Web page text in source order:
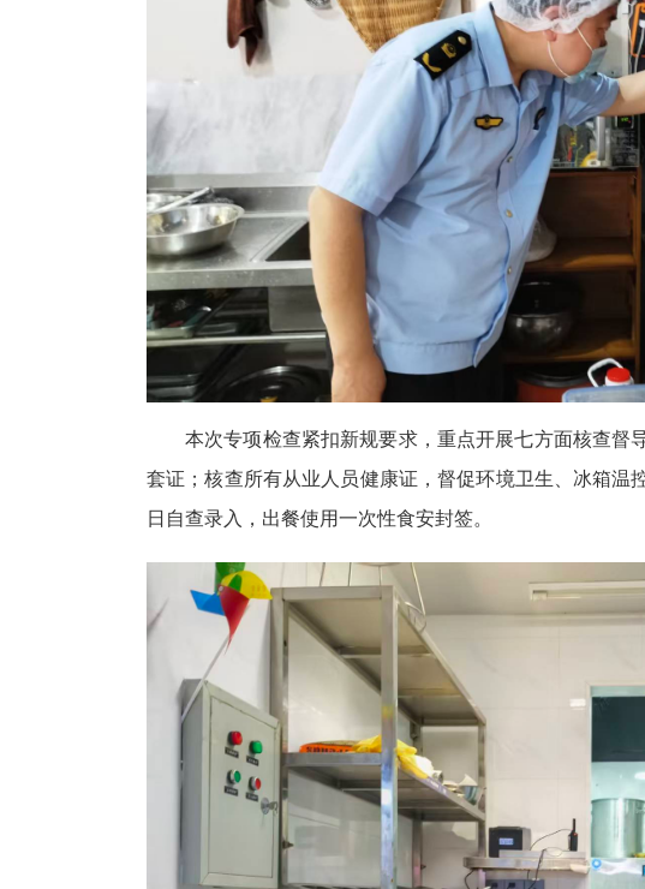
本次专项检查紧扣新规要求，重点开展七方面核查督
套证；核查所有从业人员健康证，督促环境卫生、冰箱温
日自查录入，出餐使用一次性食安封签。